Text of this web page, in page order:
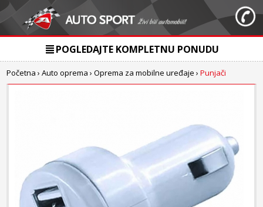
POGLEDAJTE KOMPLETNU PONUDU
Početna ›Auto oprema ›Oprema za mobilne uređaje ›Punjači